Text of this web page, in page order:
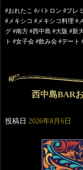
#おれたこ #パトロン #プレ
#メキシコ #メキシコ料理 #
グ #南方 #西中島 #大阪 #新
ト #女子会 #飲み会 #デー
西中島BAR
投稿日 2026年8月6日